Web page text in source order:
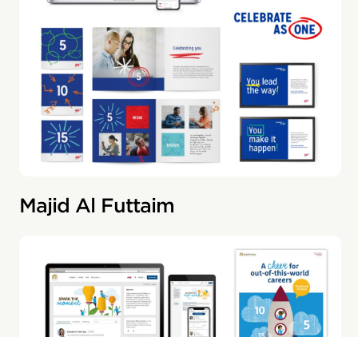
Majid Al Futtaim